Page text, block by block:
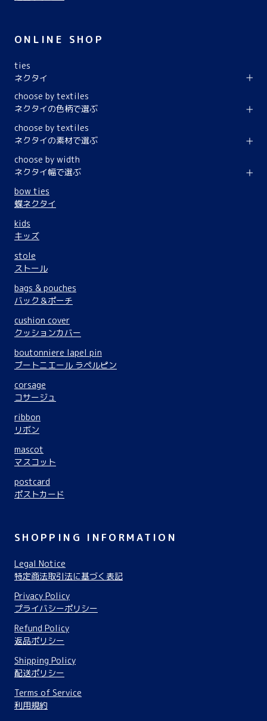
ONLINE SHOP
ties
ネクタイ
choose by textiles
ネクタイの色柄で選ぶ
choose by textiles
ネクタイの素材で選ぶ
choose by width
ネクタイ幅で選ぶ
bow ties
蝶ネクタイ
kids
キッズ
stole
ストール
bags & pouches
バック＆ポーチ
cushion cover
クッションカバー
boutonniere lapel pin
ブートニエール ラペルピン
corsage
コサージュ
ribbon
リボン
mascot
マスコット
postcard
ポストカード
SHOPPING INFORMATION
Legal Notice
特定商法取引法に基づく表記
Privacy Policy
プライバシーポリシー
Refund Policy
返品ポリシー
Shipping Policy
配送ポリシー
Terms of Service
利用規約